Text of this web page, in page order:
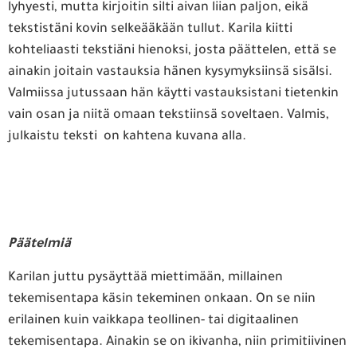
lyhyesti, mutta kirjoitin silti aivan liian paljon, eikä
tekstistäni kovin selkeääkään tullut. Karila kiitti
kohteliaasti tekstiäni hienoksi, josta päättelen, että se
ainakin joitain vastauksia hänen kysymyksiinsä sisälsi.
Valmiissa jutussaan hän käytti vastauksistani tietenkin
vain osan ja niitä omaan tekstiinsä soveltaen. Valmis,
julkaistu teksti on kahtena kuvana alla.
Päätelmiä
Karilan juttu pysäyttää miettimään, millainen
tekemisentapa käsin tekeminen onkaan. On se niin
erilainen kuin vaikkapa teollinen- tai digitaalinen
tekemisentapa. Ainakin se on ikivanha, niin primitiivinen